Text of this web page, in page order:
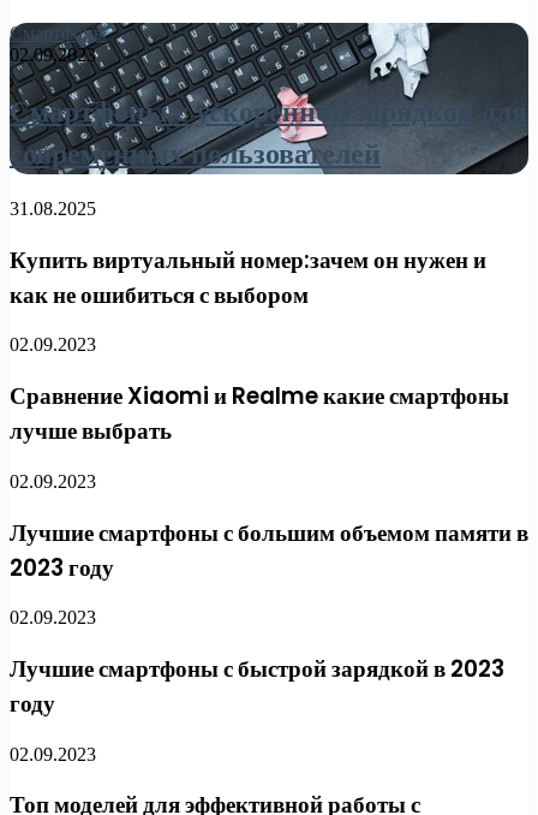
Смартфоны
02.09.2023
Смартфоны с ускоренной зарядкой для
современных пользователей
31.08.2025
Купить виртуальный номер:зачем он нужен и
как не ошибиться с выбором
02.09.2023
Сравнение Xiaomi и Realme какие смартфоны
лучше выбрать
02.09.2023
Лучшие смартфоны с большим объемом памяти в
2023 году
02.09.2023
Лучшие смартфоны с быстрой зарядкой в 2023
году
02.09.2023
Топ моделей для эффективной работы с